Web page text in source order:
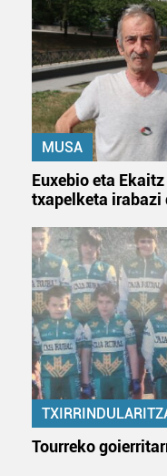
produktuak
erabiltzen dituen
Bazkide batzuek ez
interes komertzial
bazkideen zerrenda,
duten interes
dezakezun ikusteko.
Lortu zure datu
buruzko informazio
datuen atalean.
zure baimena
Webgune honek
fitxategiak erabiltzen
zerbitzuak
baliatzen gara. Ohar
erabiltzeko baimen
irakurri
MUSA
Euxebio eta
txapelketa
Tourreko